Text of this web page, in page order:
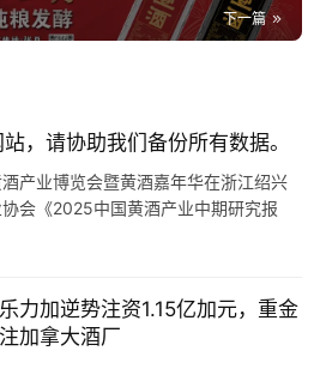
下一篇
，请协助我们备份所有数据。
产业博览会暨黄酒嘉年华在浙江绍兴
会《2025中国黄酒产业中期研究报
十四五”全国农产品加工业发展规划》
推动黄酒产业从“规模扩张”向…
力加逆势注资1.15亿加元，重金
加拿大酒厂